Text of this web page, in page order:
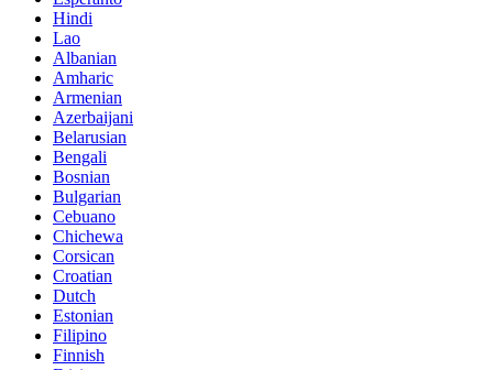
Hindi
Lao
Albanian
Amharic
Armenian
Azerbaijani
Belarusian
Bengali
Bosnian
Bulgarian
Cebuano
Chichewa
Corsican
Croatian
Dutch
Estonian
Filipino
Finnish